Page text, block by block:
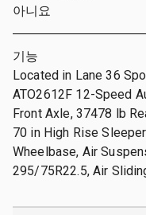
아니요
기능
Located in Lane 36
ATO2612F 12-Speed
Front Axle, 37478 lb
70 in High Rise
Wheelbase, Air
295/75R22.5, Air